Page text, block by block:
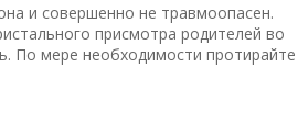
и совершенно не травмоопасен.
присмотра родителей во
По мере необходимости протирайте